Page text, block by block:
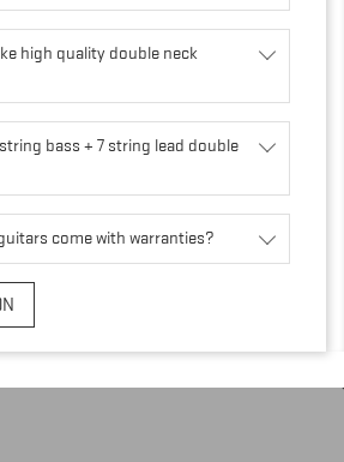
high quality double neck
bass + 7 string lead double
come with warranties?